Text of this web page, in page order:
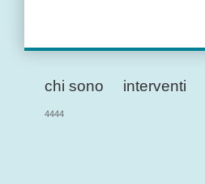
chi sono interventi
4444